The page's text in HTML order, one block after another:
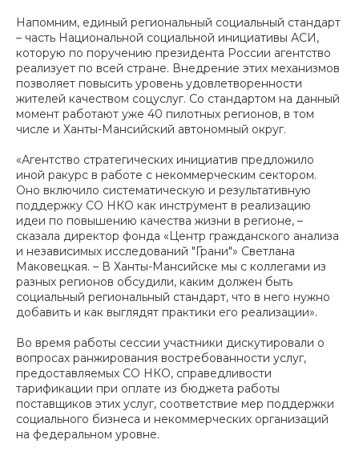
Напомним, единый региональный социальный стандарт
– часть Национальной социальной инициативы АСИ,
которую по поручению президента России агентство
реализует по всей стране. Внедрение этих механизмов
позволяет повысить уровень удовлетворенности
жителей качеством соцуслуг. Со стандартом на данный
момент работают уже 40 пилотных регионов, в том
числе и Ханты-Мансийский автономный округ.
«Агентство стратегических инициатив предложило
иной ракурс в работе с некоммерческим сектором.
Оно включило систематическую и результативную
поддержку СО НКО как инструмент в реализацию
идеи по повышению качества жизни в регионе, –
сказала директор фонда «Центр гражданского анализа
и независимых исследований "Грани"» Светлана
Маковецкая. – В Ханты-Мансийске мы с коллегами из
разных регионов обсудили, каким должен быть
социальный региональный стандарт, что в него нужно
добавить и как выглядят практики его реализации».
Во время работы сессии участники дискутировали о
вопросах ранжирования востребованности услуг,
предоставляемых СО НКО, справедливости
тарификации при оплате из бюджета работы
поставщиков этих услуг, соответствие мер поддержки
социального бизнеса и некоммерческих организаций
на федеральном уровне.